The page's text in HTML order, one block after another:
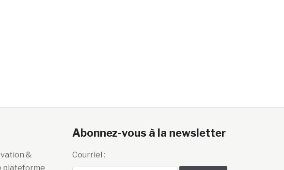
&
plateforme
Abonnez-vous à la newsletter
Courriel :